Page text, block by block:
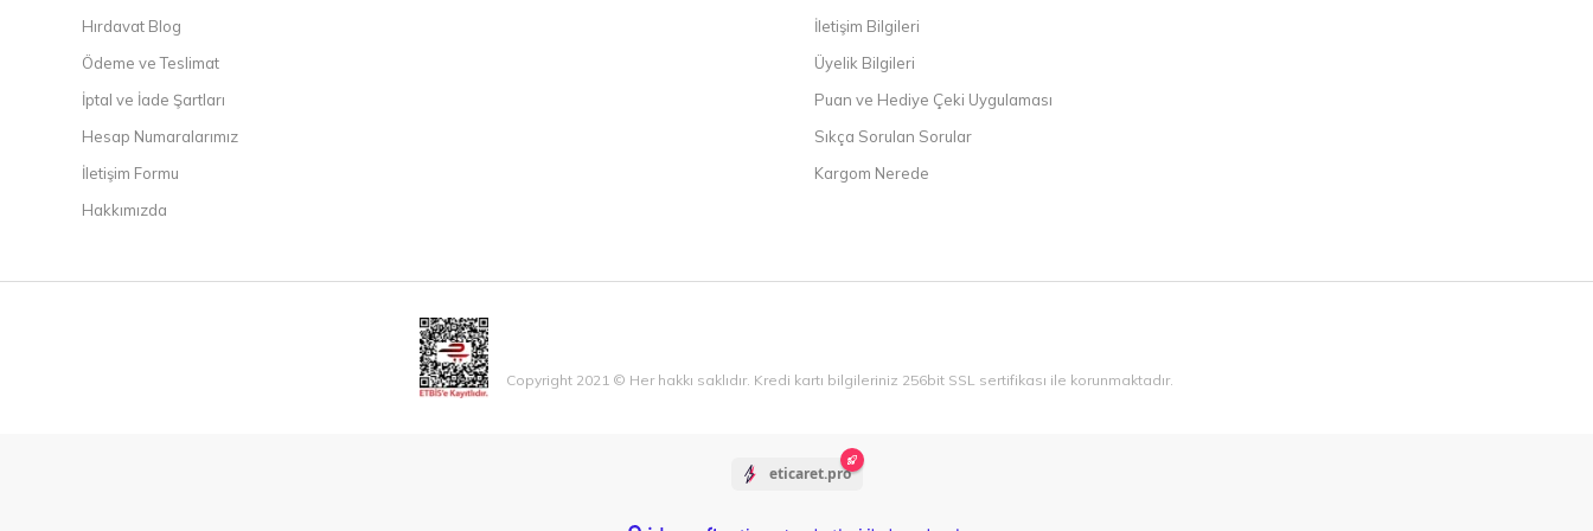
Hırdavat Blog
Ödeme ve Teslimat
İptal ve İade Şartları
Hesap Numaralarımız
İletişim Formu
Hakkımızda
İletişim Bilgileri
Üyelik Bilgileri
Puan ve Hediye Çeki Uygulaması
Sıkça Sorulan Sorular
Kargom Nerede
Copyright 2021 © Her hakkı saklıdır. Kredi kartı bilgileriniz 256bit SSL sertifikası ile korunmaktadır.
eticaret.pro